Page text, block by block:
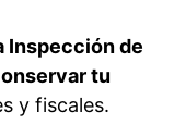
Inspección de
tu
y fiscales.